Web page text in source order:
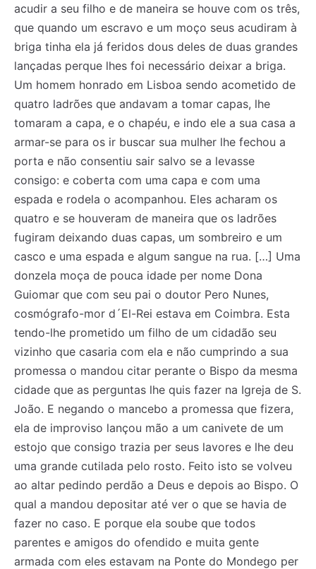
Registe-se na nossa lista de correio e receba mensalmente
no seu email os artigos do mês transacto, ilustrações e
novidades.
Insira o seu endereço de email e clique para
subscrever:
Registe-se na nossa lista de correio e receba mensalmente
no seu email os artigos do mês transacto, ilustrações e
novidades.
Insira o seu endereço de email e clique para
subscrever:
acudir a seu filho e de maneira se houve com os três,
que quando um escravo e um moço seus acudiram à
briga tinha ela já feridos dous deles de duas grandes
lançadas perque lhes foi necessário deixar a briga.
Um homem honrado em Lisboa sendo acometido de
quatro ladrões que andavam a tomar capas, lhe
tomaram a capa, e o chapéu, e indo ele a sua casa a
armar-se para os ir buscar sua mulher lhe fechou a
porta e não consentiu sair salvo se a levasse
consigo: e coberta com uma capa e com uma
espada e rodela o acompanhou. Eles acharam os
quatro e se houveram de maneira que os ladrões
fugiram deixando duas capas, um sombreiro e um
casco e uma espada e algum sangue na rua. […] Uma
donzela moça de pouca idade per nome Dona
Guiomar que com seu pai o doutor Pero Nunes,
cosmógrafo-mor d´El-Rei estava em Coimbra. Esta
tendo-lhe prometido um filho de um cidadão seu
vizinho que casaria com ela e não cumprindo a sua
promessa o mandou citar perante o Bispo da mesma
cidade que as perguntas lhe quis fazer na Igreja de S.
João. E negando o mancebo a promessa que fizera,
ela de improviso lançou mão a um canivete de um
estojo que consigo trazia per seus lavores e lhe deu
uma grande cutilada pelo rosto. Feito isto se volveu
ao altar pedindo perdão a Deus e depois ao Bispo. O
qual a mandou depositar até ver o que se havia de
fazer no caso. E porque ela soube que todos
parentes e amigos do ofendido e muita gente
armada com eles estavam na Ponte do Mondego per